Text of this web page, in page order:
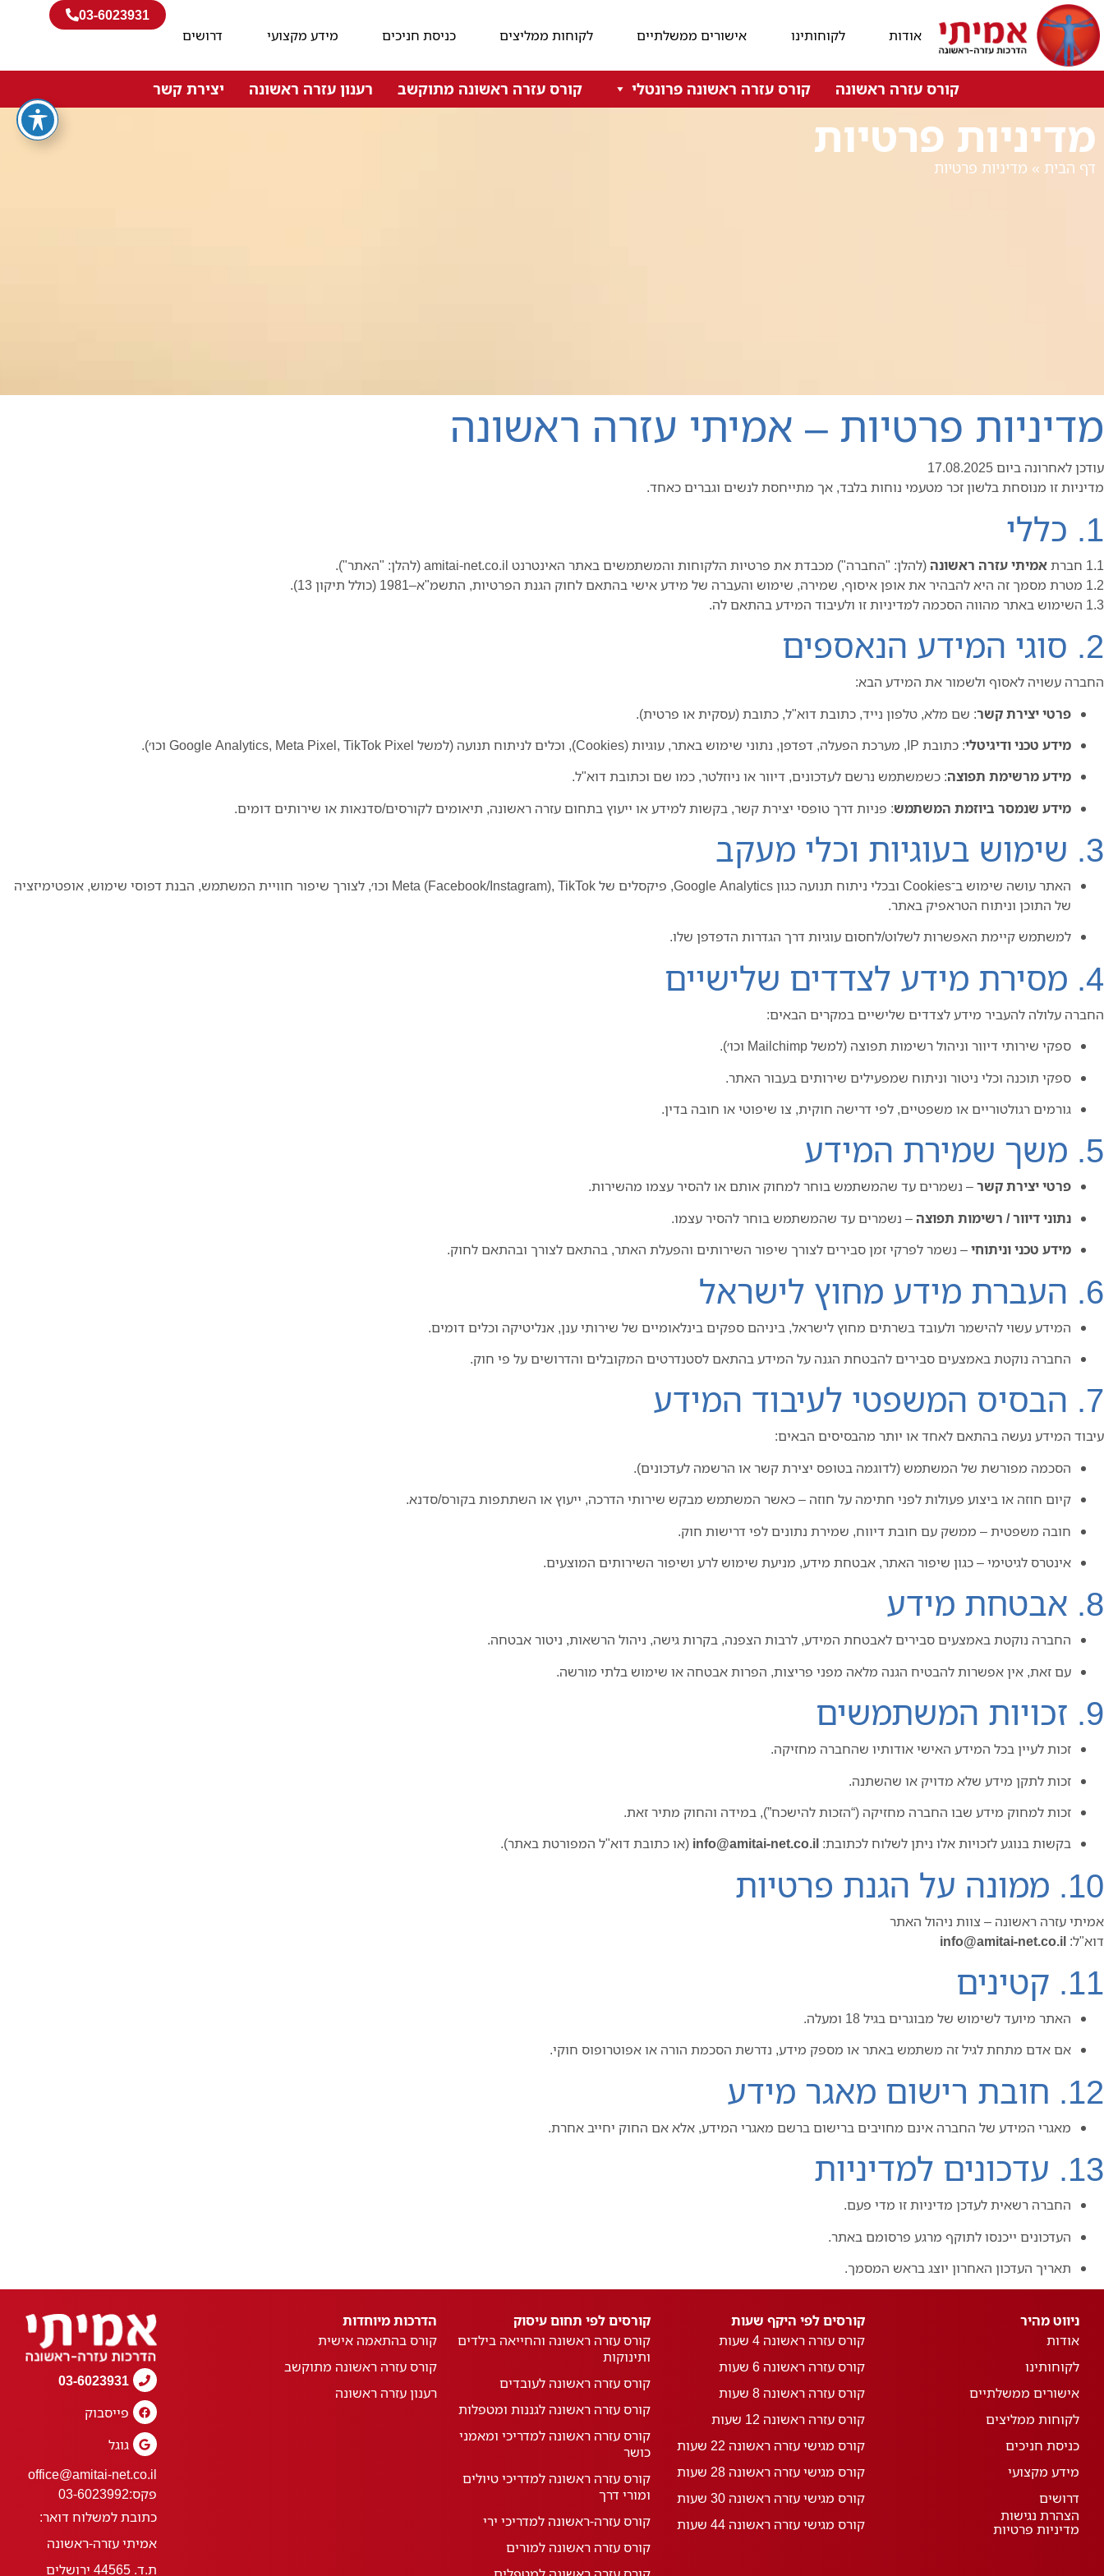
אודות לקוחותינו אישורים ממשלתיים לקוחות ממליצים כניסת חניכים מידע מקצועי דרושים
03-6023931
קורס עזרה ראשונה קורס עזרה ראשונה פרונטלי קורס עזרה ראשונה מתוקשב רענון עזרה ראשונה יצירת קשר
מדיניות פרטיות
דף הבית » מדיניות פרטיות
מדיניות פרטיות – אמיתי עזרה ראשונה
עודכן לאחרונה ביום 17.08.2025
מדיניות זו מנוסחת בלשון זכר מטעמי נוחות בלבד, אך מתייחסת לנשים וגברים כאחד.
1. כללי
1.1 חברת אמיתי עזרה ראשונה (להלן: "החברה") מכבדת את פרטיות הלקוחות והמשתמשים באתר האינטרנט amitai-net.co.il (להלן: "האתר").
1.2 מטרת מסמך זה היא להבהיר את אופן איסוף, שמירה, שימוש והעברה של מידע אישי בהתאם לחוק הגנת הפרטיות, התשמ"א–1981 (כולל תיקון 13).
1.3 השימוש באתר מהווה הסכמה למדיניות זו ולעיבוד המידע בהתאם לה.
2. סוגי המידע הנאספים
החברה עשויה לאסוף ולשמור את המידע הבא:
פרטי יצירת קשר: שם מלא, טלפון נייד, כתובת דוא"ל, כתובת (עסקית או פרטית).
מידע טכני ודיגיטלי: כתובת IP, מערכת הפעלה, דפדפן, נתוני שימוש באתר, עוגיות (Cookies), וכלים לניתוח תנועה (למשל Google Analytics, Meta Pixel, TikTok Pixel וכו׳).
מידע מרשימת תפוצה: כשמשתמש נרשם לעדכונים, דיוור או ניוזלטר, כמו שם וכתובת דוא"ל.
מידע שנמסר ביוזמת המשתמש: פניות דרך טופסי יצירת קשר, בקשות למידע או ייעוץ בתחום עזרה ראשונה, תיאומים לקורסים/סדנאות או שירותים דומים.
3. שימוש בעוגיות וכלי מעקב
האתר עושה שימוש ב־Cookies ובכלי ניתוח תנועה כגון Google Analytics, פיקסלים של Meta (Facebook/Instagram), TikTok וכו׳, לצורך שיפור חוויית המשתמש, הבנת דפוסי שימוש, אופטימיזציה
של התוכן וניתוח הטראפיק באתר.
למשתמש קיימת האפשרות לשלוט/לחסום עוגיות דרך הגדרות הדפדפן שלו.
4. מסירת מידע לצדדים שלישיים
החברה עלולה להעביר מידע לצדדים שלישיים במקרים הבאים:
ספקי שירותי דיוור וניהול רשימות תפוצה (למשל Mailchimp וכו׳).
ספקי תוכנה וכלי ניטור וניתוח שמפעילים שירותים בעבור האתר.
גורמים רגולטוריים או משפטיים, לפי דרישה חוקית, צו שיפוטי או חובה בדין.
5. משך שמירת המידע
פרטי יצירת קשר– נשמרים עד שהמשתמש בוחר למחוק אותם או להסיר עצמו מהשירות.
נתוני דיוור / רשימות תפוצה – נשמרים עד שהמשתמש בוחר להסיר עצמו.
מידע טכני וניתוחי– נשמר לפרקי זמן סבירים לצורך שיפור השירותים והפעלת האתר, בהתאם לצורך ובהתאם לחוק.
6. העברת מידע מחוץ לישראל
המידע עשוי להישמר ולעובד בשרתים מחוץ לישראל, ביניהם ספקים בינלאומיים של שירותי ענן, אנליטיקה וכלים דומים.
החברה נוקטת באמצעים סבירים להבטחת הגנה על המידע בהתאם לסטנדרטים המקובלים והדרושים על פי חוק.
7. הבסיס המשפטי לעיבוד המידע
עיבוד המידע נעשה בהתאם לאחד או יותר מהבסיסים הבאים:
הסכמה מפורשת של המשתמש (לדוגמה בטופס יצירת קשר או הרשמה לעדכונים).
קיום חוזה או ביצוע פעולות לפני חתימה על חוזה – כאשר המשתמש מבקש שירותי הדרכה, ייעוץ או השתתפות בקורס/סדנא.
חובה משפטית – ממשק עם חובת דיווח, שמירת נתונים לפי דרישות חוק.
אינטרס לגיטימי – כגון שיפור האתר, אבטחת מידע, מניעת שימוש לרע ושיפור השירותים המוצעים.
8. אבטחת מידע
החברה נוקטת באמצעים סבירים לאבטחת המידע, לרבות הצפנה, בקרות גישה, ניהול הרשאות, ניטור אבטחה.
עם זאת, אין אפשרות להבטיח הגנה מלאה מפני פריצות, הפרות אבטחה או שימוש בלתי מורשה.
9. זכויות המשתמשים
זכות לעיין בכל המידע האישי אודותיו שהחברה מחזיקה.
זכות לתקן מידע שלא מדויק או שהשתנה.
זכות למחוק מידע שבו החברה מחזיקה (“הזכות להישכח”), במידה והחוק מתיר זאת.
בקשות בנוגע לזכויות אלו ניתן לשלוח לכתובת: info@amitai-net.co.il (או כתובת דוא"ל המפורטת באתר).
10. ממונה על הגנת פרטיות
אמיתי עזרה ראשונה – צוות ניהול האתר
דוא"ל: info@amitai-net.co.il
11. קטינים
האתר מיועד לשימוש של מבוגרים בגיל 18 ומעלה.
אם אדם מתחת לגיל זה משתמש באתר או מספק מידע, נדרשת הסכמת הורה או אפוטרופוס חוקי.
12. חובת רישום מאגר מידע
מאגרי המידע של החברה אינם מחויבים ברישום ברשם מאגרי המידע, אלא אם החוק יחייב אחרת.
13. עדכונים למדיניות
החברה רשאית לעדכן מדיניות זו מדי פעם.
העדכונים ייכנסו לתוקף מרגע פרסומם באתר.
תאריך העדכון האחרון יוצג בראש המסמך.
ניווט מהיר
אודות
לקוחותינו
אישורים ממשלתיים
לקוחות ממליצים
כניסת חניכים
מידע מקצועי
דרושים
הצהרת נגישות
מדיניות פרטיות
קורסים לפי היקף שעות
קורס עזרה ראשונה 4 שעות
קורס עזרה ראשונה 6 שעות
קורס עזרה ראשונה 8 שעות
קורס עזרה ראשונה 12 שעות
קורס מגישי עזרה ראשונה 22 שעות
קורס מגישי עזרה ראשונה 28 שעות
קורס מגישי עזרה ראשונה 30 שעות
קורס מגישי עזרה ראשונה 44 שעות
קורסים לפי תחום עיסוק
קורס עזרה ראשונה והחייאה בילדים
ותינוקות
קורס עזרה ראשונה לעובדים
קורס עזרה ראשונה לגננות ומטפלות
קורס עזרה ראשונה למדריכי ומאמני
כושר
קורס עזרה ראשונה למדריכי טיולים
ומורי דרך
קורס עזרה-ראשונה למדריכי ירי
קורס עזרה ראשונה למורים
הדרכות מיוחדות
קורס בהתאמה אישית
קורס עזרה ראשונה מתוקשב
רענון עזרה ראשונה
03-6023931
פייסבוק
גוגל
office@amitai-net.co.il
פקס:03-6023992
כתובת למשלוח דואר:
אמיתי עזרה-ראשונה
ת.ד. 44565 ירושלים